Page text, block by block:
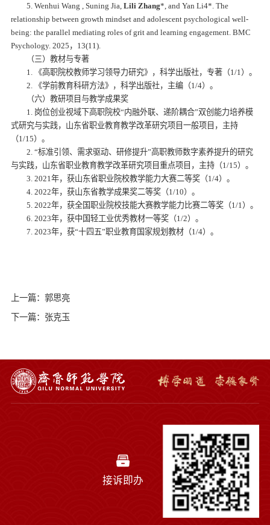
5. Wenhui Wang , Suning Jia,Lili Zhang*, and Yan Li4*. The
relationship between growth mindset and adolescent psychological well-
being: the parallel mediating roles of grit and learning engagement. BMC
Psychology. 2025，13(11).
（三）教材与专著
1. 《高职院校教师学习领导力研究》，科学出版社，专著（1/1）。
2. 《学前教育科研方法》，科学出版社，主编（1/4）。
（六）教研项目与教学成果奖
1. 岗位创业视域下高职院校“内融外联、递阶耦合”双创能力培养模
式研究与实践，山东省职业教育教学改革研究项目一般项目，主持
（1/15）。
2. “标准引领、需求驱动、研修提升”高职教师数字素养提升的研究
与实践，山东省职业教育教学改革研究项目重点项目，主持（1/15）。
3. 2021年，获山东省职业院校教学能力大赛二等奖（1/4）。
4. 2022年，获山东省教学成果奖二等奖（1/10）。
5. 2022年，获全国职业院校技能大赛教学能力比赛二等奖（1/1）。
6. 2023年，获中国轻工业优秀教材一等奖（1/2）。
7. 2023年，获“十四五”职业教育国家规划教材（1/4）。
上一篇：郭思亮
下一篇：张克玉
接诉即办